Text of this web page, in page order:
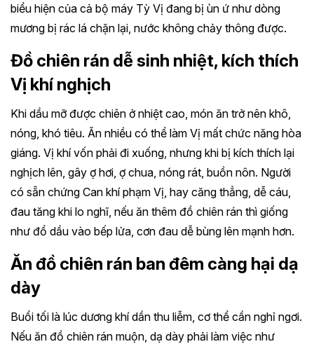
biểu hiện của cả bộ máy Tỳ Vị đang bị ùn ứ như dòng
mương bị rác lá chặn lại, nước không chảy thông được.
Đồ chiên rán dễ sinh nhiệt, kích thích
Vị khí nghịch
Khi dầu mỡ được chiên ở nhiệt cao, món ăn trở nên khô,
nóng, khó tiêu. Ăn nhiều có thể làm Vị mất chức năng hòa
giáng. Vị khí vốn phải đi xuống, nhưng khi bị kích thích lại
nghịch lên, gây ợ hơi, ợ chua, nóng rát, buồn nôn. Người
có sẵn chứng Can khí phạm Vị, hay căng thẳng, dễ cáu,
đau tăng khi lo nghĩ, nếu ăn thêm đồ chiên rán thì giống
như đổ dầu vào bếp lửa, cơn đau dễ bùng lên mạnh hơn.
Ăn đồ chiên rán ban đêm càng hại dạ
dày
Buổi tối là lúc dương khí dần thu liễm, cơ thể cần nghỉ ngơi.
Nếu ăn đồ chiên rán muộn, dạ dày phải làm việc như